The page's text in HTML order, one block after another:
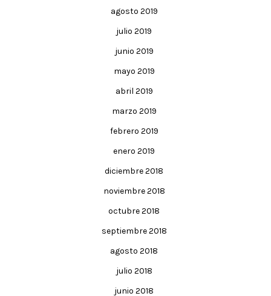
agosto 2019
julio 2019
junio 2019
mayo 2019
abril 2019
marzo 2019
febrero 2019
enero 2019
diciembre 2018
noviembre 2018
octubre 2018
septiembre 2018
agosto 2018
julio 2018
junio 2018